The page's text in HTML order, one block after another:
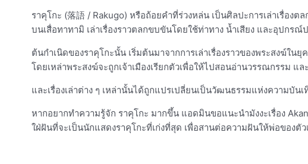
ราคุโกะ (落語 / Rakugo) หรือถ้อยคำที่ร่วงหล่น เป็นศิลปะการเล่าเรื่อ
บนเสื่อทาทามิ เล่าเรื่องราวตลกขบขันโดยใช้ท่าทาง น้ำเสียง และอุปกร
ต้นกำเนิดของราคุโกะนั้น เริ่มต้นมาจากการเล่าเรื่องราวของพระสงฆ์ใ
โดยเหล่าพระสงฆ์จะถูกเจ้าเมืองเรียกตัวเพื่อให้ไปสอนอ่านวรรณกรรม แล
และเรื่องเล่าต่าง ๆ เหล่านั้นได้ถูกแปรเปลี่ยนเป็นวัฒนธรรมแห่งความบั
หากอยากทำความรู้จัก ราคุโกะ มากขึ้น แอดมินขอแนะนำมังงะเรื่อง
ใฝ่ฝันที่จะเป็นนักแสดงราคุโกะที่เก่งที่สุด เพื่อสานต่อความฝันให้พ่อของตัว